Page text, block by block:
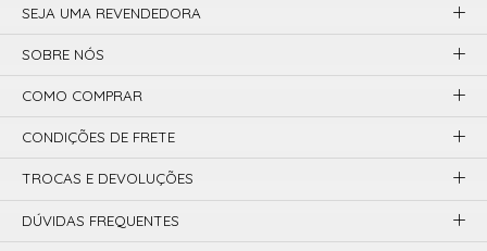
SEJA UMA REVENDEDORA
SOBRE NÓS
COMO COMPRAR
CONDIÇÕES DE FRETE
TROCAS E DEVOLUÇÕES
DÚVIDAS FREQUENTES